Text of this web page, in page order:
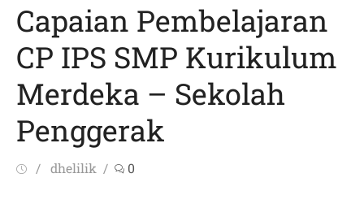
Capaian Pembelajaran
CP IPS SMP Kurikulum
Merdeka – Sekolah
Penggerak
PostedAuthor
dhelilik 0